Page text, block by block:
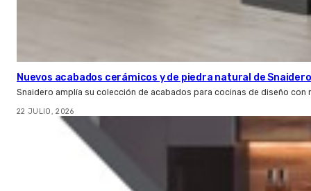
Nuevos acabados cerámicos y de piedra natural de Snaidero
Snaidero amplía su colección de acabados para cocinas de diseño
22 JULIO, 2026